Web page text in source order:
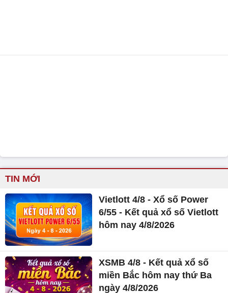
TIN MỚI
Vietlott 4/8 - Xổ số Power
6/55 - Kết quả xổ số Vietlott
hôm nay 4/8/2026
XSMB 4/8 - Kết quả xổ số
miền Bắc hôm nay thứ Ba
ngày 4/8/2026